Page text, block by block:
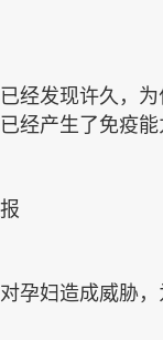
经发现许久，
经产生了免疫
孕妇造成威胁，